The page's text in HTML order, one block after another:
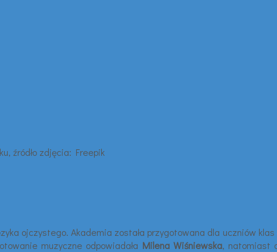
ojczystego. Akademia została przygotowana dla uczniów klas
muzyczne odpowiadała Milena Wiśniewska, natomiast